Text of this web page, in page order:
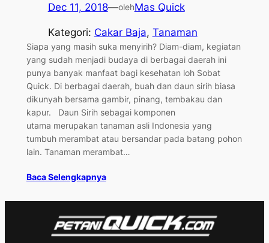
Dec 11, 2018—olehMas Quick
Kategori: Cakar Baja, Tanaman
Siapa yang masih suka menyirih? Diam-diam, kegiatan
yang sudah menjadi budaya di berbagai daerah ini
punya banyak manfaat bagi kesehatan loh Sobat
Quick. Di berbagai daerah, buah dan daun sirih biasa
dikunyah bersama gambir, pinang, tembakau dan
kapur. Daun Sirih sebagai komponen
utama merupakan tanaman asli Indonesia yang
tumbuh merambat atau bersandar pada batang pohon
lain. Tanaman merambat…
Baca Selengkapnya